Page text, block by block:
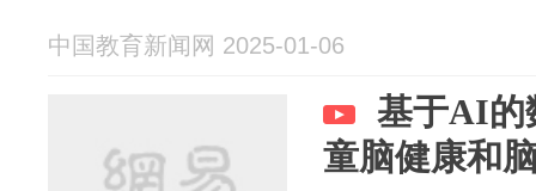
中国教育新闻网 2025-01-06
基于AI的
童脑健康和